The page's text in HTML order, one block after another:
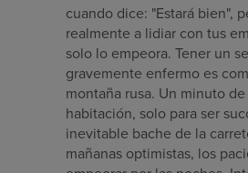
cuando dice: "Estará bien",
realmente a lidiar con tus
solo lo empeora. Tener un
gravemente enfermo es
montaña rusa. Un minuto
habitación, solo para ser
inevitable bache de la
mañanas optimistas, los